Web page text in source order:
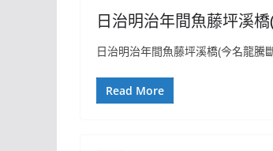
日治明治年間魚藤坪溪
日治明治年間魚藤坪溪橋(今名龍
Read More